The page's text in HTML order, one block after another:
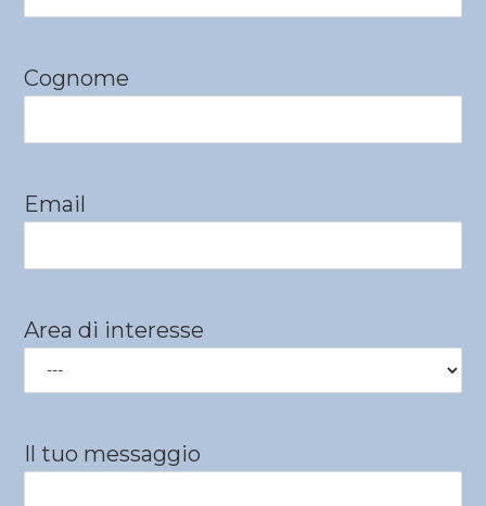
Cognome
Email
Area di interesse
Il tuo messaggio